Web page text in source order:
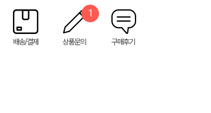
배송/결제 상품문의
1
구매후기